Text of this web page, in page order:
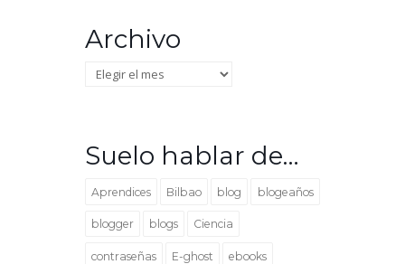
Archivo
Archivo
Suelo hablar de…
Aprendices Bilbao blog blogeaños
blogger blogs Ciencia
contraseñas E-ghost ebooks